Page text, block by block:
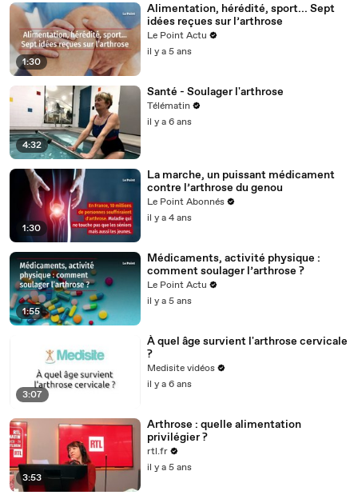
1:30
Alimentation, hérédité, sport... Sept
idées reçues sur l’arthrose
Le Point Actu
il y a 5 ans
4:32
Santé - Soulager l'arthrose
Télématin
il y a 6 ans
1:30
La marche, un puissant médicament
contre l’arthrose du genou
Le Point Abonnés
il y a 4 ans
1:55
Médicaments, activité physique :
comment soulager l’arthrose ?
Le Point Actu
il y a 5 ans
3:07
À quel âge survient l'arthrose cervicale
?
Medisite vidéos
il y a 6 ans
3:53
Arthrose : quelle alimentation
privilégier ?
rtl.fr
il y a 5 ans